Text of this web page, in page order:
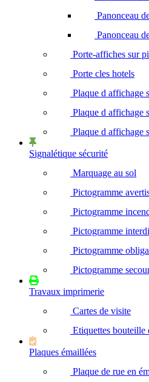
Panonceau
Panonceau
Porte-affiches sur
Porte cles hotels
Plaque d affichage
Plaque d affichage
Plaque d affichage
Signalétique sécurité
Marquage au sol
Pictogramme
Pictogramme
Pictogramme
Pictogramme
Pictogramme
Travaux imprimerie
Cartes de visite
Etiquettes bouteille
Plaques émaillées
Plaque de rue en